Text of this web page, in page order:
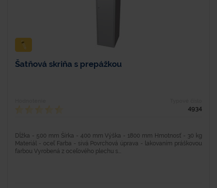
Šatňová skriňa s prepážkou
4934
Dĺžka - 500 mm Šírka - 400 mm Výška - 1800 mm Hmotnosť - 30 kg
Materiál - oceľ Farba - sivá Povrchová úprava - lakovaním práškovou
farbou Vyrobená z oceľového plechu s...